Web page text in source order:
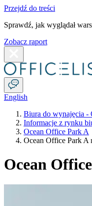
Przejdź do treści
Sprawdź, jak wyglądał
Zobacz raport
English
Biura do wynajęcia -
Informacje z rynku
Ocean Office Park A
Ocean Office Park A
Ocean